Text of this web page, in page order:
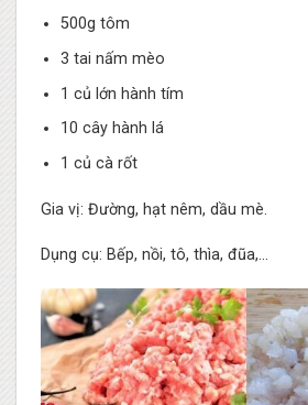
500g tôm
3 tai nấm mèo
1 củ lớn hành tím
10 cây hành lá
1 củ cà rốt
Gia vị: Đường, hạt nêm, dầu mè.
Dụng cụ: Bếp, nồi, tô, thìa, đũa,…